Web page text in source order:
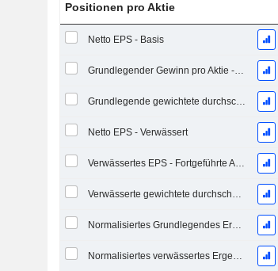
Positionen pro Aktie
Netto EPS - Basis
Grundlegender Gewinn pro Aktie - Fortlaufende Geschäftstätigkeit
Grundlegende gewichtete durchschnittliche ausstehende Aktien
Netto EPS - Verwässert
Verwässertes EPS - Fortgeführte Aktivitäten
Verwässerte gewichtete durchschnittliche ausstehende Aktien
Normalisiertes Grundlegendes Ergebnis je Aktie
Normalisiertes verwässertes Ergebnis pro Aktie